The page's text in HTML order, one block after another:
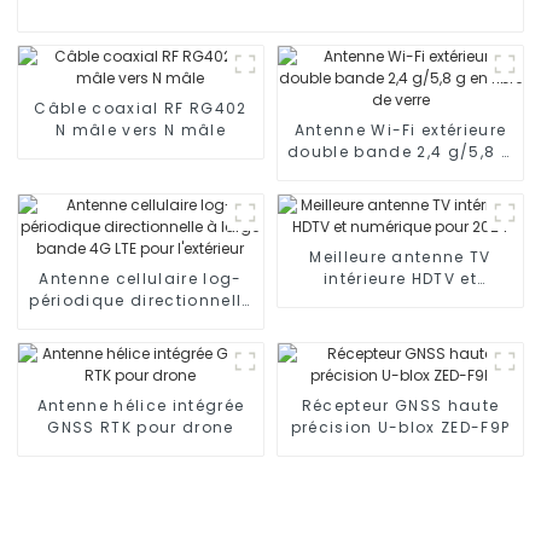
Câble coaxial RF RG402
N mâle vers N mâle
Antenne Wi-Fi extérieure
double bande 2,4 g/5,8 g
Antenne cellulaire log-
périodique directionnelle
pour l'extérieur
Meilleure antenne TV
intérieure HDTV et
Antenne hélice intégrée
GNSS RTK pour drone
Récepteur GNSS haute
précision U-blox ZED-F9P